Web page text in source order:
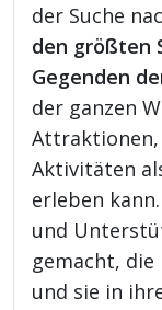
der Suche
den größten
Gegenden
der ganzen
Aktivitäten
erleben
und
gemacht,
und sie in